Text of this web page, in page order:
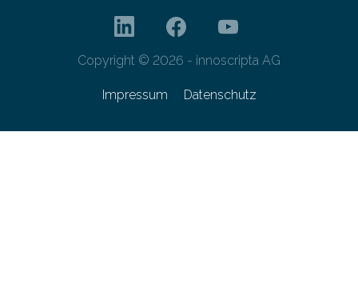
Copyright © 2026 - innoscripta AG
Impressum Datenschutz